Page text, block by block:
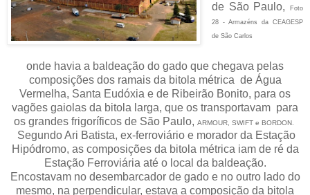
de São Paulo,
Foto
28 - Armazéns da CEAGESP
de São Carlos
onde havia a baldeação do gado que chegava pelas
composições dos ramais da bitola métrica de Água
Vermelha, Santa Eudóxia e de Ribeirão Bonito, para os
vagões gaiolas da bitola larga, que os transportavam para
os grandes frigoríficos de São Paulo, ARMOUR, SWIFT e BORDON.
Segundo Ari Batista, ex-ferroviário e morador da Estação
Hipódromo, as composições da bitola métrica iam de ré da
Estação Ferroviária até o local da baldeação.
Encostavam no desembarcador de gado e no outro lado do
mesmo, na perpendicular, estava a composição da bitola